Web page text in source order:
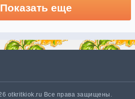
Показать еще
otkritkiok.ru Все права защищены.